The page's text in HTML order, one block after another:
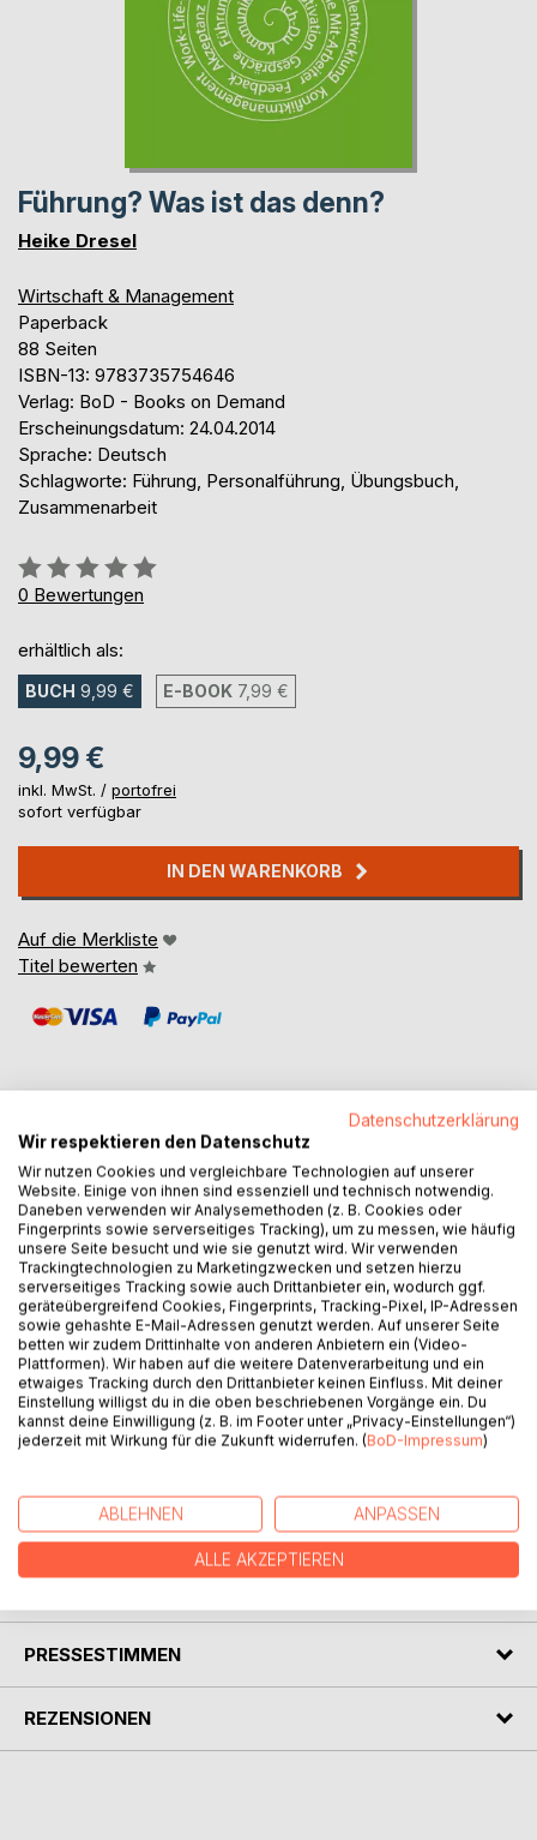
Führung? Was ist das denn?
Heike Dresel
Wirtschaft & Management
Paperback
88 Seiten
ISBN-13: 9783735754646
Verlag: BoD - Books on Demand
Erscheinungsdatum: 24.04.2014
Sprache: Deutsch
Schlagworte: Führung, Personalführung, Übungsbuch,
Zusammenarbeit
Bewertung::
0%
0 Bewertungen
erhältlich als:
BUCH 9,99 € E-BOOK 7,99 €
9,99 €
inkl. MwSt. / portofrei
sofort verfügbar
IN DEN WARENKORB
Auf die Merkliste
Titel bewerten
BESCHREIBUNG
Personalführung? Nichts leichter als das ...!
Führung? Was ist das denn? ist ein Lese- und Übungsbuch
für Zusammenarbeit im Betrieb und Personalführung bzw. -
entwicklung.
Es erleichtert durch kleine, witzige Geschichten kombiniert
mit abwechslungsreichen Übungen, die eigenen
Führungsqualitäten zu entdecken.
Heike Dresel, Master of Engineering (M.Eng.),
Sie engagiert sich in der Erwachsenenbildung und
Fortbildungen der IHK-Industriemeister.
PRESSESTIMMEN
REZENSIONEN
Datenschutzerklärung
Wir respektieren den Datenschutz
Wir nutzen Cookies und vergleichbare Technologien auf unserer
Website. Einige von ihnen sind essenziell und technisch notwendig.
Daneben verwenden wir Analysemethoden (z. B. Cookies oder
Fingerprints sowie serverseitiges Tracking), um zu messen, wie häufig
unsere Seite besucht und wie sie genutzt wird. Wir verwenden
Trackingtechnologien zu Marketingzwecken und setzen hierzu
serverseitiges Tracking sowie auch Drittanbieter ein, wodurch ggf.
geräteübergreifend Cookies, Fingerprints, Tracking-Pixel, IP-Adressen
sowie gehashte E-Mail-Adressen genutzt werden. Auf unserer Seite
betten wir zudem Drittinhalte von anderen Anbietern ein (Video-
Plattformen). Wir haben auf die weitere Datenverarbeitung und ein
etwaiges Tracking durch den Drittanbieter keinen Einfluss. Mit deiner
Einstellung willigst du in die oben beschriebenen Vorgänge ein. Du
kannst deine Einwilligung (z. B. im Footer unter „Privacy-Einstellungen“)
jederzeit mit Wirkung für die Zukunft widerrufen. (BoD-Impressum)
ABLEHNEN ANPASSEN
ALLE AKZEPTIEREN